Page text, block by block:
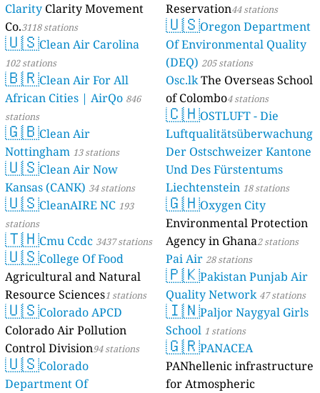
Clarity Clarity Movement
Co.3118 stations
🇺🇸Clean Air Carolina
102 stations
🇧🇷Clean Air For All
African Cities | AirQo 846
stations
🇬🇧Clean Air
Nottingham 13 stations
🇺🇸Clean Air Now
Kansas (CANK) 34 stations
🇺🇸CleanAIRE NC 193
stations
🇹🇭Cmu Ccdc 3437 stations
🇺🇸College Of Food
Agricultural and Natural
Resource Sciences1 stations
🇺🇸Colorado APCD
Colorado Air Pollution
Control Division94 stations
🇺🇸Colorado
Department Of
Reservation44 stations
🇺🇸Oregon Department
Of Environmental Quality
(DEQ) 205 stations
Osc.lkThe Overseas School
of Colombo4 stations
🇨🇭OSTLUFT - Die
Luftqualitätsüberwachung
Der Ostschweizer Kantone
Und Des Fürstentums
Liechtenstein 18 stations
🇬🇭Oxygen City
Environmental Protection
Agency in Ghana2 stations
Pai Air 28 stations
🇵🇰Pakistan Punjab Air
Quality Network 47 stations
🇮🇳Paljor Naygyal Girls
School 1 stations
🇬🇷PANACEA
PANhellenic infrastructure
for Atmospheric